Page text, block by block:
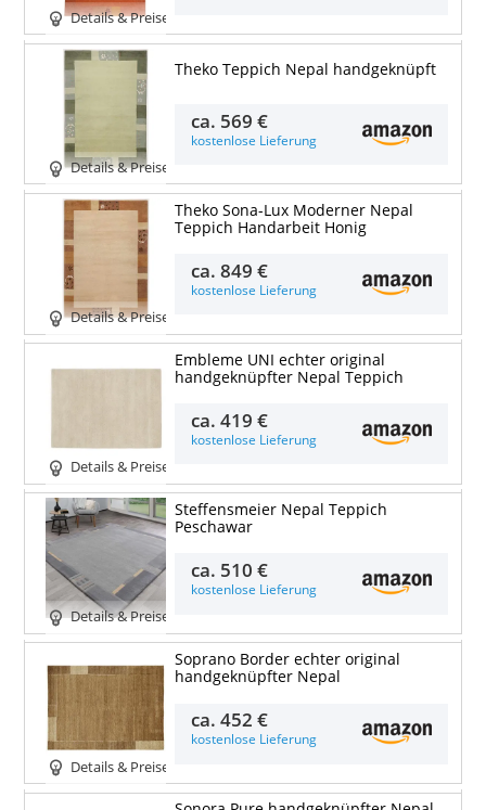
Details & Preise
Details & Preise
Theko Teppich Nepal handgeknüpft
ca. 569 €
kostenlose Lieferung
Details & Preise
Theko Sona-Lux Moderner Nepal
Teppich Handarbeit Honig
ca.849 €
kostenlose Lieferung
Details & Preise
Embleme UNI echter original
handgeknüpfter Nepal Teppich
ca.419 €
kostenlose Lieferung
Details & Preise
Steffensmeier Nepal Teppich
Peschawar
ca. 510 €
kostenlose Lieferung
Details & Preise
Soprano Border echter original
handgeknüpfter Nepal
ca.452 €
kostenlose Lieferung